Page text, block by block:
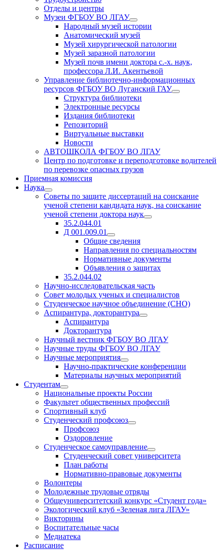
Отделы и центры
Музеи ФГБОУ ВО ЛГАУ
раскрыть
дочернее
меню
Народный музей истории
Анатомический музей
Музей хирургической патологии
Музей заразной патологии
Музей почв имени доктора с.-х. наук,
профессора Л.И. Акентьевой
Управление библиотечно-информационных
ресурсов ФГБОУ ВО Луганский ГАУ
раскрыть
Структура библиотеки
Электронные ресурсы
Издания библиотеки
Репозиторий
Виртуальные выставки
Новости
АВТОШКОЛА ФГБОУ ВО ЛГАУ
Центр по подготовке и переподготовке водителей
по перевозке опасных грузов
Приемная комиссия
Наука
раскрыть
дочернее
меню
Советы по защите диссертаций на соискание
ученой степени кандидата наук, на соискание
ученой степени доктора наук
раскрыть
35.2.044.01
Д 001.009.01
раскрыть
дочернее
меню
Общие сведения
Направления по специальностям
Нормативные документы
Объявления о защитах
35.2.044.02
Научно-исследовательская часть
Совет молодых ученых и специалистов
Студенческое научное объединение (СНО)
Аспирантура, докторантура
раскрыть
Аспирантура
Докторантура
Научный вестник ФГБОУ ВО ЛГАУ
Научные труды ФГБОУ ВО ЛГАУ
Научные мероприятия
раскрыть
дочернее
меню
Научно-практические конференции
Материалы научных мероприятий
Студентам
раскрыть
дочернее
меню
Национальные проекты России
Факультет общественных профессий
Спортивный клуб
Студенческий профсоюз
раскрыть
Профсоюз
Оздоровление
Студенческое самоуправление
раскрыть
дочернее
Студенческий совет университета
План работы
Нормативно-правовые документы
Волонтеры
Молодежные трудовые отряды
Общеуниверситетский конкурс «Студент года»
Экологический клуб «Зеленая лига ЛГАУ»
Викторины
Воспитательные часы
Медиатека
Расписание